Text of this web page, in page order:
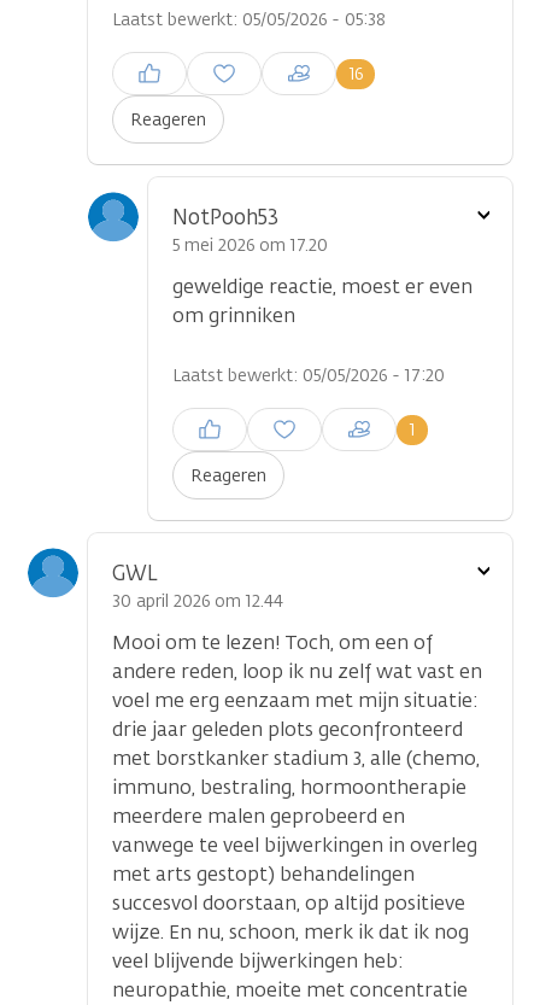
Laatst bewerkt: 05/05/2026 - 05:38
Reageren
16
Inloggen om een reactie te
plaatsen
NotPooh53
5 mei 2026 om 17.20
geweldige reactie, moest er even
om grinniken
Laatst bewerkt: 05/05/2026 - 17:20
Reageren
1
Inloggen om een reactie te
plaatsen
Toon
GWL
30 april 2026 om 12.44
Mooi om te lezen! Toch, om een of
andere reden, loop ik nu zelf wat vast en
voel me erg eenzaam met mijn situatie:
drie jaar geleden plots geconfronteerd
met borstkanker stadium 3, alle (chemo,
immuno, bestraling, hormoontherapie
meerdere malen geprobeerd en
vanwege te veel bijwerkingen in overleg
met arts gestopt) behandelingen
succesvol doorstaan, op altijd positieve
wijze. En nu, schoon, merk ik dat ik nog
veel blijvende bijwerkingen heb:
neuropathie, moeite met concentratie
Toon